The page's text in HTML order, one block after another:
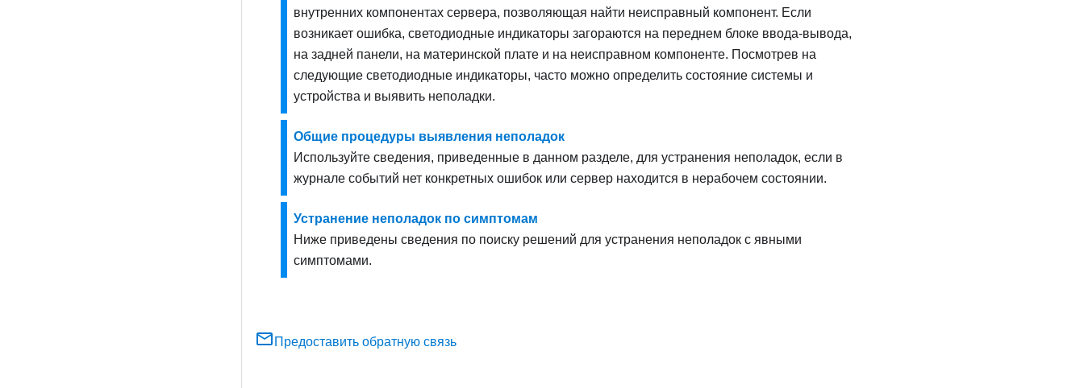
внутренних компонентах сервера, позволяющая найти неисправный компонент. Если
возникает ошибка, светодиодные индикаторы загораются на переднем блоке ввода-вывода,
на задней панели, на материнской плате и на неисправном компоненте. Посмотрев на
следующие светодиодные индикаторы, часто можно определить состояние системы и
устройства и выявить неполадки.
Общие процедуры выявления неполадок
Используйте сведения, приведенные в данном разделе, для устранения неполадок, если в
журнале событий нет конкретных ошибок или сервер находится в нерабочем состоянии.
Устранение неполадок по симптомам
Ниже приведены сведения по поиску решений для устранения неполадок с явными
симптомами.
Предоставить обратную связь